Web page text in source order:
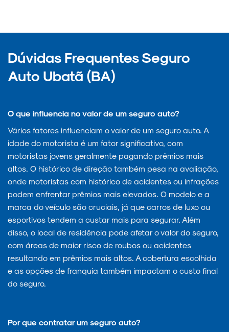
Dúvidas Frequentes Seguro
Auto Ubatã (BA)
O que influencia no valor de um seguro auto?
Vários fatores influenciam o valor de um seguro auto. A
idade do motorista é um fator significativo, com
motoristas jovens geralmente pagando prêmios mais
altos. O histórico de direção também pesa na avaliação,
onde motoristas com histórico de acidentes ou infrações
podem enfrentar prêmios mais elevados. O modelo e a
marca do veículo são cruciais, já que carros de luxo ou
esportivos tendem a custar mais para segurar. Além
disso, o local de residência pode afetar o valor do seguro,
com áreas de maior risco de roubos ou acidentes
resultando em prêmios mais altos. A cobertura escolhida
e as opções de franquia também impactam o custo final
do seguro.
Por que contratar um seguro auto?